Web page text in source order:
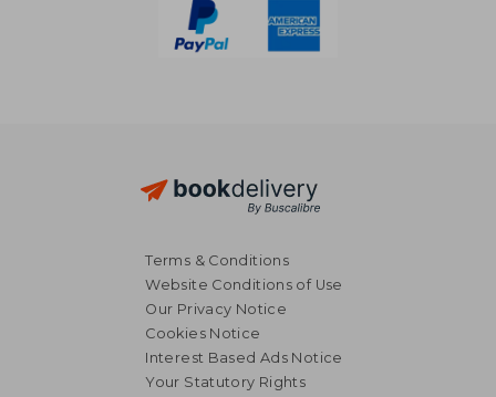
Terms & Conditions
Website Conditions of Use
Our Privacy Notice
Cookies Notice
Interest Based Ads Notice
Your Statutory Rights